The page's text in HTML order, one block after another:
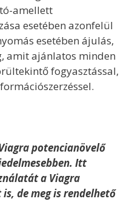
amellett
esetében azonfelül
esetében ájulás,
amit ajánlatos minden
fogyasztással,
potencianövelő
Itt
a Viagra
de meg is rendelhető